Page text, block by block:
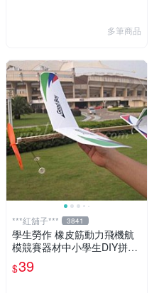
多筆商品
***紅舖子*** 3841
學生勞作 橡皮筋動力飛機航
模競賽器材中小學生DIY拼裝
手工製作模型玩具 台灣發貨
$39